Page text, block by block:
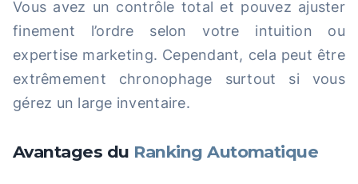
Vous avez un contrôle total et pouvez ajuster
finement l’ordre selon votre intuition ou
expertise marketing. Cependant, cela peut être
extrêmement chronophage surtout si vous
gérez un large inventaire.
Avantages du Ranking Automatique